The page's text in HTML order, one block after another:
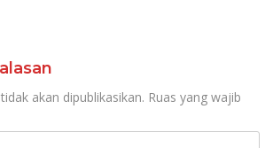
akan dipublikasikan. Ruas yang wajib